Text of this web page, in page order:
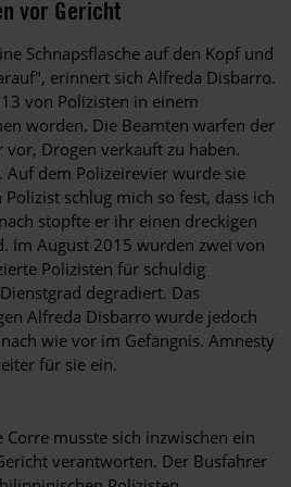
vor Gericht
Schnapsflasche auf den Kopf und
erinnert sich Alfreda Disbarro.
von Polizisten in einem
worden. Die Beamten warfen der
Drogen verkauft zu haben.
Auf dem Polizeirevier wurde sie
schlug mich so fest, dass ich
stopfte er ihr einen dreckigen
Im August 2015 wurden zwei von
Polizisten für schuldig
degradiert. Das
Alfreda Disbarro wurde jedoch
wie vor im Gefängnis. Amnesty
für sie ein.
musste sich inzwischen ein
verantworten. Der Busfahrer